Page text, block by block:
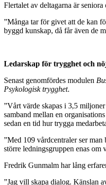
Flertalet av deltagarna är
”Många tar för givet att de kan
byggd kunskap, då får även de
Ledarskap för trygghet och
Senast genomfördes modulen
Psykologisk trygghet.
”Vårt värde skapas i 3,5
samband mellan en
sedan en tid hur trygga
”Med 109 vårdcentraler ser
större ledningsgruppen enas
Fredrik Gunmalm har lång
”Jag vill skapa dialog. Känslan